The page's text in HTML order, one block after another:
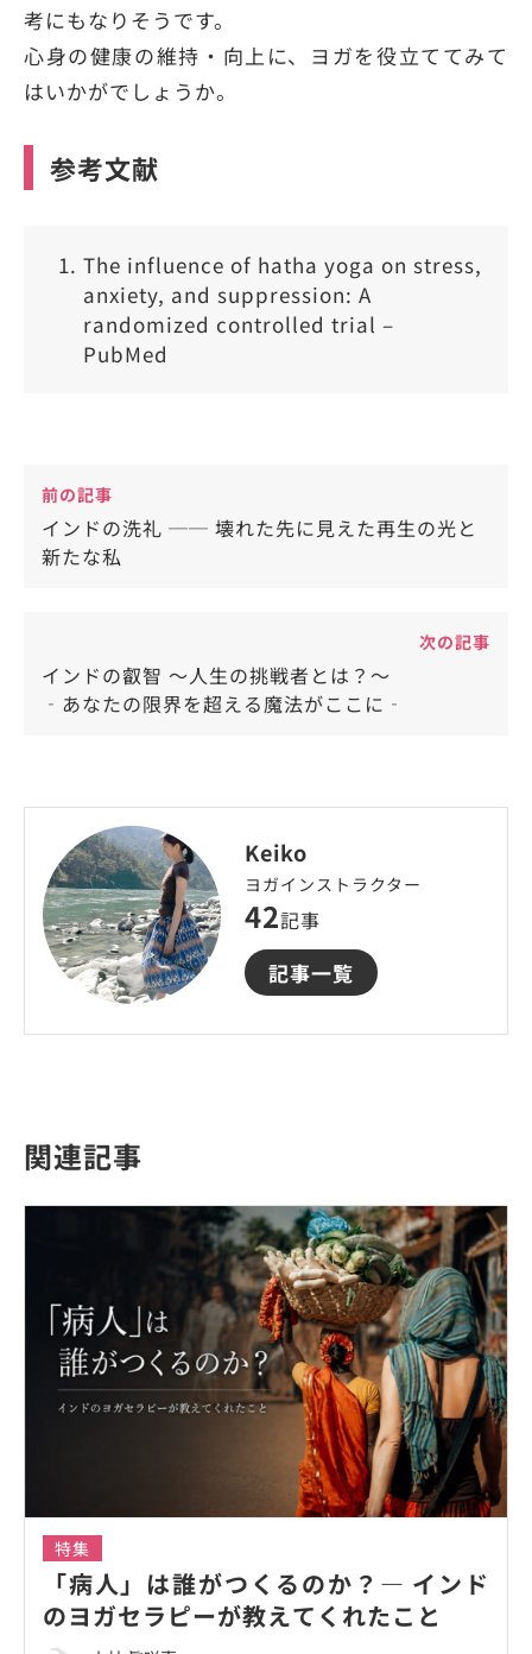
考にもなりそうです。
心身の健康の維持・向上に、ヨガを役立ててみて
はいかがでしょうか。
参考文献
The influence of hatha yoga on stress,
anxiety, and suppression: A
randomized controlled trial –
PubMed
前の記事
インドの洗礼 ── 壊れた先に見えた再生の光と
新たな私
次の記事
インドの叡智 ～人生の挑戦者とは？～
‐あなたの限界を超える魔法がここに‐
Keiko
ヨガインストラクター
42記事
記事一覧
関連記事
特集
「病人」は誰がつくるのか？― インド
のヨガセラピーが教えてくれたこと